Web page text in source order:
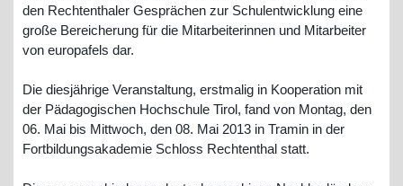
den Rechtenthaler Gesprächen zur Schulentwicklung eine
große Bereicherung für die Mitarbeiterinnen und Mitarbeiter
von europafels dar.
Die diesjährige Veranstaltung, erstmalig in Kooperation mit
der Pädagogischen Hochschule Tirol, fand von Montag, den
06. Mai bis Mittwoch, den 08. Mai 2013 in Tramin in der
Fortbildungsakademie Schloss Rechtenthal statt.